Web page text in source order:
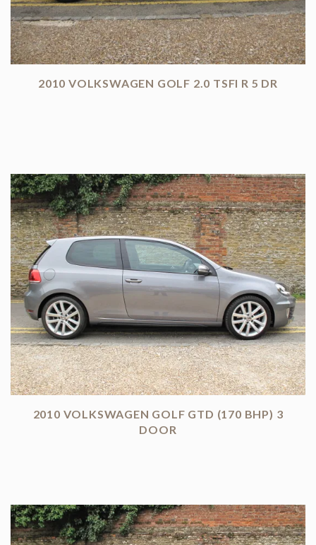
2010 VOLKSWAGEN GOLF 2.0 TSFI R 5 DR
2010 VOLKSWAGEN GOLF GTD (170 BHP) 3
DOOR